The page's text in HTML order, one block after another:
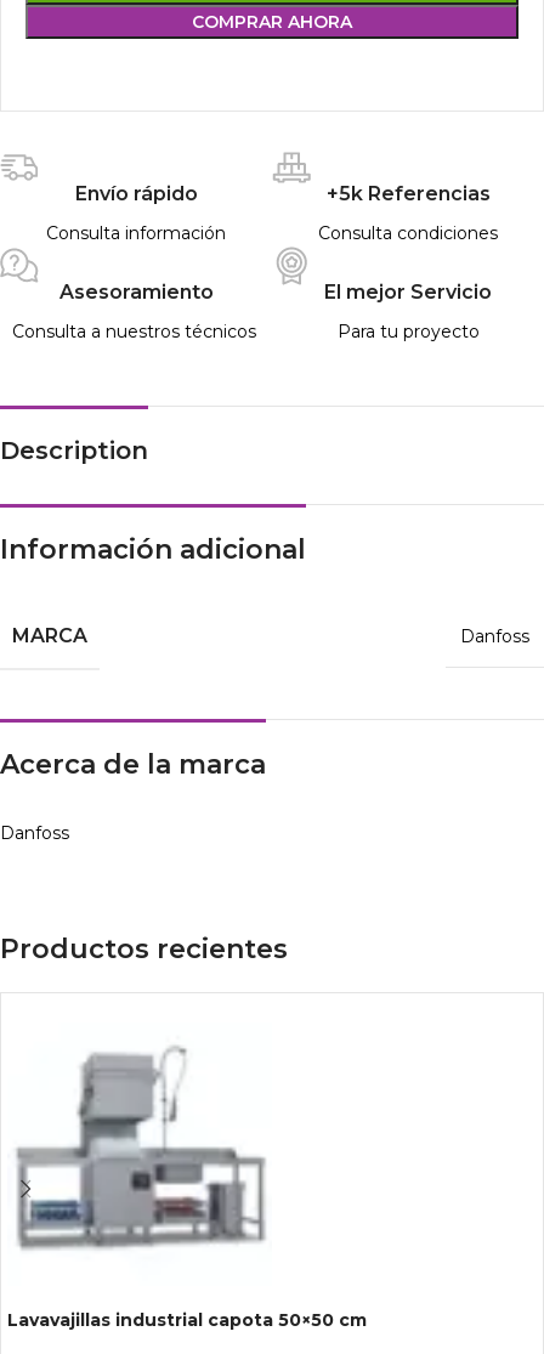
COMPRAR AHORA
Envío rápido
Consulta información
+5k Referencias
Consulta condiciones
Asesoramiento
Consulta a nuestros técnicos
El mejor Servicio
Para tu proyecto
Description
Información adicional
MARCA Danfoss
Acerca de la marca
Danfoss
Productos recientes
Lavavajillas industrial capota 50×50 cm